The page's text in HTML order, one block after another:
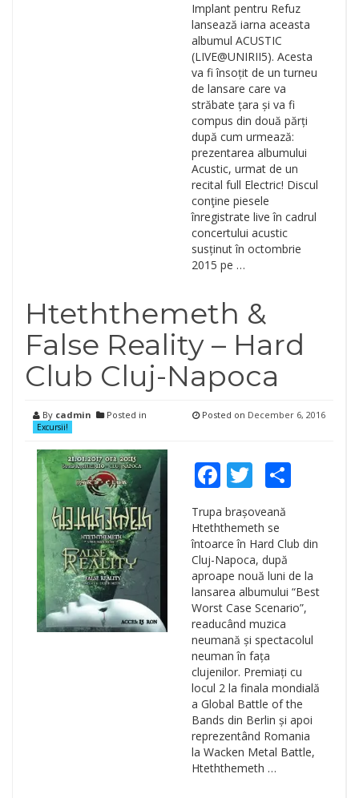
Implant pentru Refuz
lansează iarna aceasta
albumul ACUSTIC
(LIVE@UNIRII5). Acesta
va fi însoțit de un turneu
de lansare care va
străbate țara și va fi
compus din două părți
după cum urmează:
prezentarea albumului
Acustic, urmat de un
recital full Electric! Discul
conţine piesele
înregistrate live în cadrul
concertului acustic
susținut în octombrie
2015 pe …
Hteththemeth &
False Reality – Hard
Club Cluj-Napoca
By cadmin Posted in
Excursii!
Posted on December 6, 2016
Facebook
TwitterShare
Trupa brașoveană
Hteththemeth se
întoarce în Hard Club din
Cluj-Napoca, după
aproape nouă luni de la
lansarea albumului “Best
Worst Case Scenario”,
readucând muzica
neumană și spectacolul
neuman în fața
clujenilor. Premiați cu
locul 2 la finala mondială
a Global Battle of the
Bands din Berlin și apoi
reprezentând Romania
la Wacken Metal Battle,
Hteththemeth …